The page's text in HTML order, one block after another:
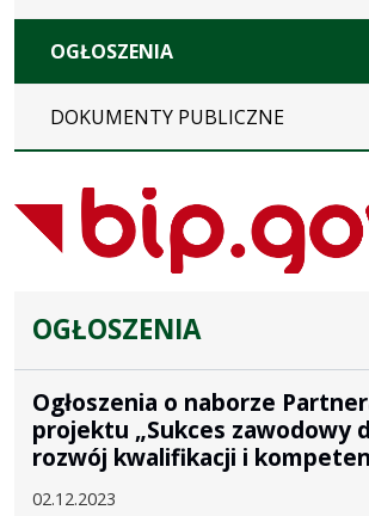
OGŁOSZENIA
DOKUMENTY PUBLICZNE
OGŁOSZENIA
Ogłoszenia o naborze
projektu „Sukces zawodowy
rozwój kwalifikacji i
02.12.2023